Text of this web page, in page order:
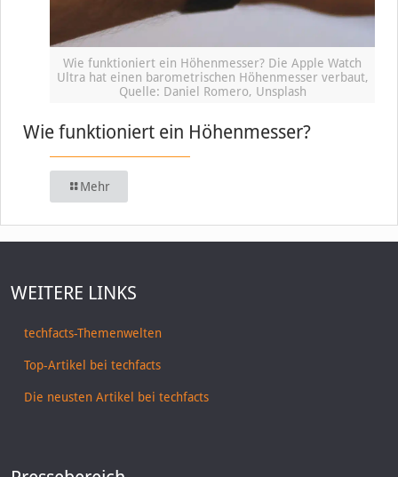
Wie funktioniert ein Höhenmesser? Die Apple Watch
Ultra hat einen barometrischen Höhenmesser verbaut,
Quelle: Daniel Romero, Unsplash
Wie funktioniert ein Höhenmesser?
Mehr
WEITERE LINKS
techfacts-Themenwelten
Top-Artikel bei techfacts
Die neusten Artikel bei techfacts